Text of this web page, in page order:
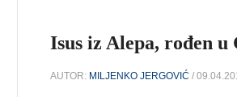
Isus iz Alepa, rođen u
AUTOR: MILJENKO JERGOVIĆ /